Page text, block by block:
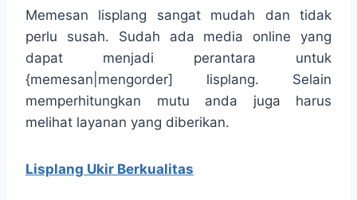
Memesan lisplang sangat mudah dan tidak
perlu susah. Sudah ada media online yang
dapat menjadi perantara untuk
{memesan|mengorder] lisplang. Selain
memperhitungkan mutu anda juga harus
melihat layanan yang diberikan.
Lisplang Ukir Berkualitas